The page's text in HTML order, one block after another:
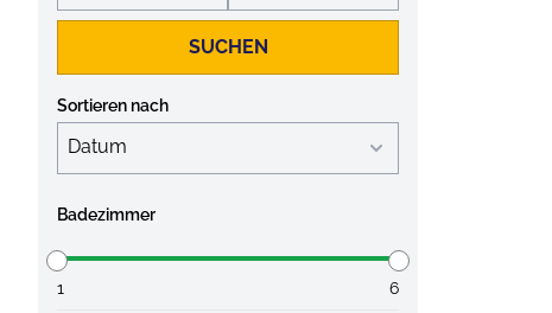
SUCHEN
Sortieren nach
Badezimmer
1 6